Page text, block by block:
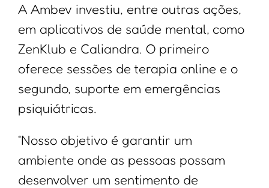
A Ambev investiu, entre outras ações,
em aplicativos de saúde mental, como
ZenKlub e Caliandra. O primeiro
oferece sessões de terapia online e o
segundo, suporte em emergências
psiquiátricas.
“Nosso objetivo é garantir um
ambiente onde as pessoas possam
desenvolver um sentimento de